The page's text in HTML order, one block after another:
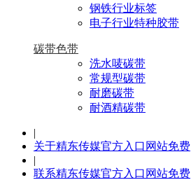
钢铁行业标签
电子行业特种胶带
碳带色带
洗水唛碳带
常规型碳带
耐磨碳带
耐酒精碳带
|
关于精东传媒官方入口网站免费
|
联系精东传媒官方入口网站免费